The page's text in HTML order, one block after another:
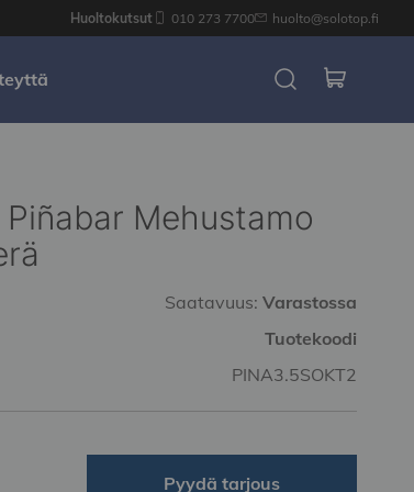
Huoltokutsut 010 273 7700 huolto@solotop.fi
Mehustamo
Saatavuus: Varastossa
Tuotekoodi
PINA3.5SOKT2
Pyydä tarjous